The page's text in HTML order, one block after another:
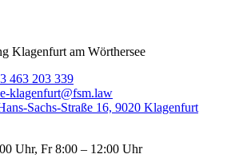
Klagenfurt am Wörthersee
463 203 339
klagenfurt@fsm.law
Sachs-Straße 16, 9020 Klagenfurt
Uhr, Fr 8:00 – 12:00 Uhr